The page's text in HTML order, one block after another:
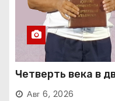
Четверть века в
Авг 6, 2026